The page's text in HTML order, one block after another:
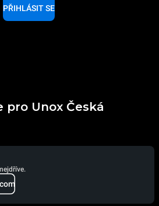
PŘIHLÁSIT SE
Unox Česká